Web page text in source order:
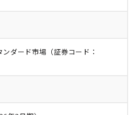
ダード市場（証券コード：